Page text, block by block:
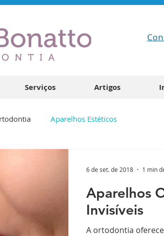
Serviços Artigos
Aparelhos Estéticos
Aparelhos
Invisíveis
A ortodontia
6 de set. de 2018 1 min